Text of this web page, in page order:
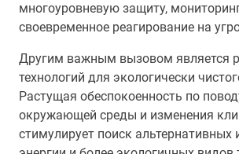
многоуровневую защиту,
своевременное реагирование на
Другим важным вызовом является
технологий для экологически
Растущая обеспокоенность по
окружающей среды и изменения
стимулирует поиск альтернативных